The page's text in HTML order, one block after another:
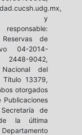
y
de
04-2014-
2448-9042,
del
13379,
otorgados
Publicaciones
de
de la última